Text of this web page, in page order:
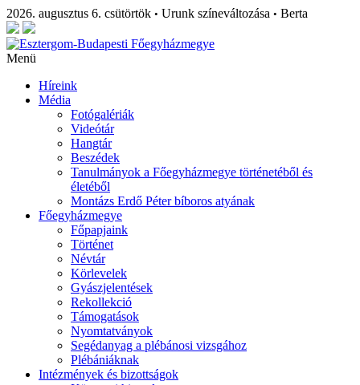
2026. augusztus 6. csütörtök • Urunk színeváltozása • Berta
Menü
Híreink
Média
Fotógalériák
Videótár
Hangtár
Beszédek
Tanulmányok a Főegyházmegye történetéből és
életéből
Montázs Erdő Péter bíboros atyának
Főegyházmegye
Főpapjaink
Történet
Névtár
Körlevelek
Gyászjelentések
Rekollekció
Támogatások
Nyomtatványok
Segédanyag a plébánosi vizsgához
Plébániáknak
Intézmények és bizottságok